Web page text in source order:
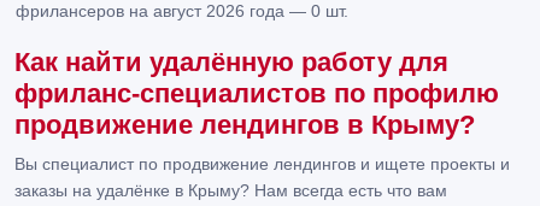
фрилансеров на август 2026 года — 0 шт.
Как найти удалённую работу для
фриланс-специалистов по профилю
продвижение лендингов в Крыму?
Вы специалист по продвижение лендингов и ищете проекты и
заказы на удалёнке в Крыму? Нам всегда есть что вам